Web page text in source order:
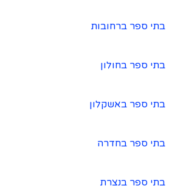
בתי ספר ברחובות
בתי ספר בחולון
בתי ספר באשקלון
בתי ספר בחדרה
בתי ספר בנצרת